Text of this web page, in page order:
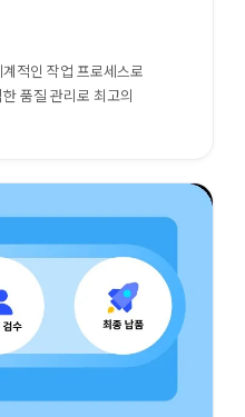
적인 작업 프로세스로
품질 관리로 최고의